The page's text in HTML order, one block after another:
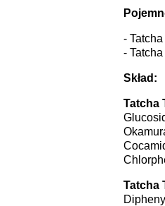
-
-
Skład:
Tatcha
Tatcha